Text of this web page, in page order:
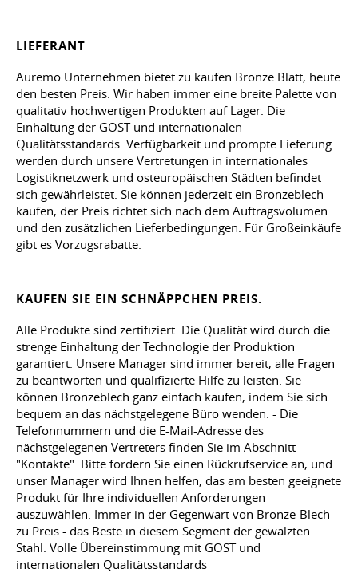
LIEFERANT
Auremo Unternehmen bietet zu kaufen Bronze Blatt, heute
den besten Preis. Wir haben immer eine breite Palette von
qualitativ hochwertigen Produkten auf Lager. Die
Einhaltung der GOST und internationalen
Qualitätsstandards. Verfügbarkeit und prompte Lieferung
werden durch unsere Vertretungen in internationales
Logistiknetzwerk und osteuropäischen Städten befindet
sich gewährleistet. Sie können jederzeit ein Bronzeblech
kaufen, der Preis richtet sich nach dem Auftragsvolumen
und den zusätzlichen Lieferbedingungen. Für Großeinkäufe
gibt es Vorzugsrabatte.
KAUFEN SIE EIN SCHNÄPPCHEN PREIS.
Alle Produkte sind zertifiziert. Die Qualität wird durch die
strenge Einhaltung der Technologie der Produktion
garantiert. Unsere Manager sind immer bereit, alle Fragen
zu beantworten und qualifizierte Hilfe zu leisten. Sie
können Bronzeblech ganz einfach kaufen, indem Sie sich
bequem an das nächstgelegene Büro wenden. - Die
Telefonnummern und die E-Mail-Adresse des
nächstgelegenen Vertreters finden Sie im Abschnitt
"Kontakte". Bitte fordern Sie einen Rückrufservice an, und
unser Manager wird Ihnen helfen, das am besten geeignete
Produkt für Ihre individuellen Anforderungen
auszuwählen. Immer in der Gegenwart von Bronze-Blech
zu Preis - das Beste in diesem Segment der gewalzten
Stahl. Volle Übereinstimmung mit GOST und
internationalen Qualitätsstandards